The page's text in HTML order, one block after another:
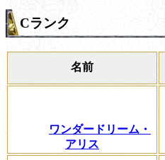
Cランク
名前
ワンダードリーム・
アリス